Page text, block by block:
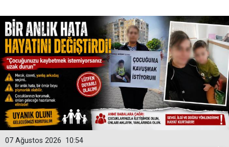
10:54
07 Ağustos 2026